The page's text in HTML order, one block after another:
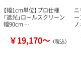
【幅1cm単位】プロ仕様
「遮光」ロールスクリーン
幅90cm …
￥19,170～ （税込）